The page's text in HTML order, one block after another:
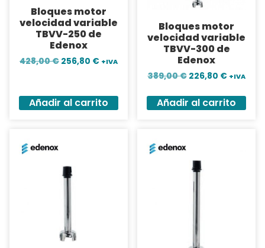
Bloques motor
velocidad variable
TBVV-250 de
Edenox
428,00€ 256,80 € +IVA
Añadir al carrito
Bloques motor
velocidad variable
TBVV-300 de
Edenox
389,00€ 226,80 € +IVA
Añadir al carrito